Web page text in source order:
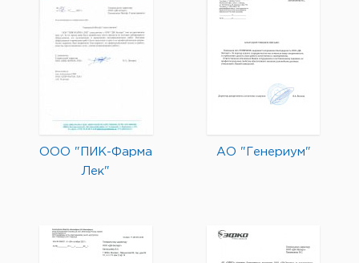
ООО "ПИК-Фарма
Лек"
АО "Генериум"